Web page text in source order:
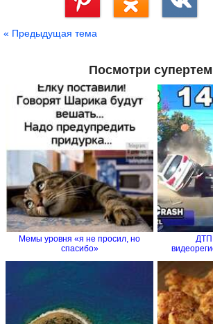
« Предыдущая тема
Посмотри
Мемы уровня «я не просил, но
спасибо»